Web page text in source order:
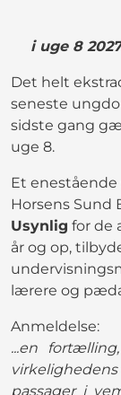
i uge 8
Det helt
seneste
sidste gang
uge 8.
Et
Horsens Sund
Usynlig for de
år og op,
lærere og
Anmeldelse:
...en
passager i